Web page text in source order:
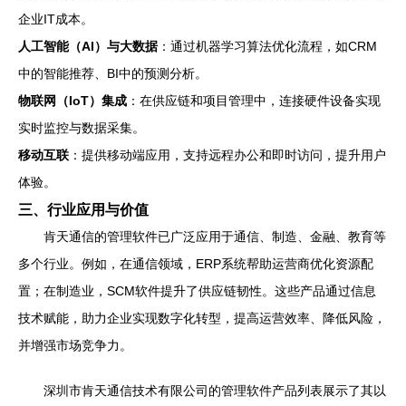
企业IT成本。
人工智能（AI）与大数据：通过机器学习算法优化流程，如CRM
中的智能推荐、BI中的预测分析。
物联网（IoT）集成 ：在供应链和项目管理中，连接硬件设备实现
实时监控与数据采集。
移动互联 ：提供移动端应用，支持远程办公和即时访问，提升用户
体验。
三、行业应用与价值
肯天通信的管理软件已广泛应用于通信、制造、金融、教育等
多个行业。例如，在通信领域，ERP系统帮助运营商优化资源配
置；在制造业，SCM软件提升了供应链韧性。这些产品通过信息
技术赋能，助力企业实现数字化转型，提高运营效率、降低风险，
并增强市场竞争力。
深圳市肯天通信技术有限公司的管理软件产品列表展示了其以